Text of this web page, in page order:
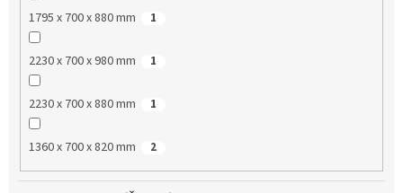
1795 x 700 x 880 mm 1
2230 x 700 x 980 mm 1
2230 x 700 x 880 mm 1
1360 x 700 x 820 mm 2